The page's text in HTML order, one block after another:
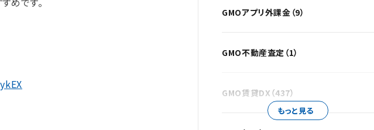
GMOアプリ外課金（9）
GMO不動産査定（1）
GMO賃貸DX（437）
もっと見る